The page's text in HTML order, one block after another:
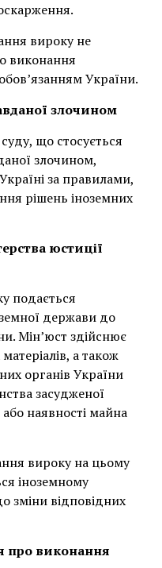
вироку не
виконання
України.
злочином
що стосується
злочином,
за правилами,
рішень іноземних
юстиції
подається
держави до
Мін’юст здійснює
а також
органів України
засудженої
наявності майна
вироку на цьому
іноземному
зміни відповідних
про виконання